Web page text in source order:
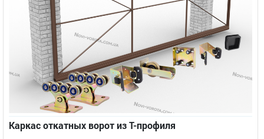
Каркас откатных ворот из Т-профиля